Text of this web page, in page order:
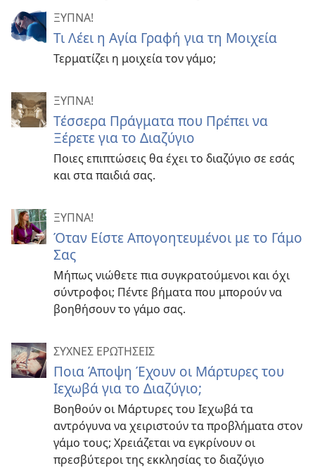
ΞΥΠΝΑ!
Τι Λέει η Αγία Γραφή για τη Μοιχεία
Τερματίζει η μοιχεία τον γάμο;
ΞΥΠΝΑ!
Τέσσερα Πράγματα που Πρέπει να
Ξέρετε για το Διαζύγιο
Ποιες επιπτώσεις θα έχει το διαζύγιο σε εσάς
και στα παιδιά σας.
ΞΥΠΝΑ!
Όταν Είστε Απογοητευμένοι με το Γάμο
Σας
Μήπως νιώθετε πια συγκρατούμενοι και όχι
σύντροφοι; Πέντε βήματα που μπορούν να
βοηθήσουν το γάμο σας.
ΣΥΧΝΕΣ ΕΡΩΤΗΣΕΙΣ
Ποια Άποψη Έχουν οι Μάρτυρες του
Ιεχωβά για το Διαζύγιο;
Βοηθούν οι Μάρτυρες του Ιεχωβά τα
αντρόγυνα να χειριστούν τα προβλήματα στον
γάμο τους; Χρειάζεται να εγκρίνουν οι
πρεσβύτεροι της εκκλησίας το διαζύγιο